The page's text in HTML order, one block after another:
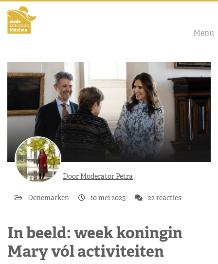
Menu
Door Moderator Petra
Denemarken 10 mei 2025 22 reacties
In beeld: week koningin
Mary vól activiteiten